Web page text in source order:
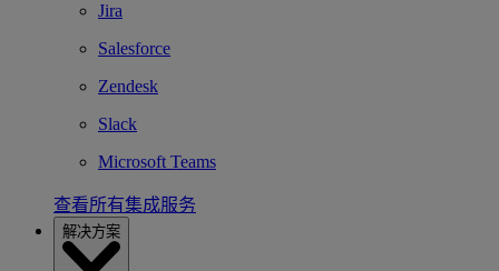
Jira
Salesforce
Zendesk
Slack
Microsoft Teams
查看所有集成服务
解决方案